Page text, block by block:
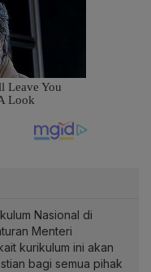
Nasional di
Menteri
kurikulum ini akan
bagi semua pihak